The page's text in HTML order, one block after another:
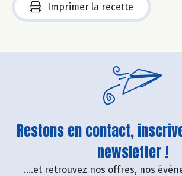
Imprimer la recette
Restons en contact,
newsletter !
....et retrouvez nos offres, nos